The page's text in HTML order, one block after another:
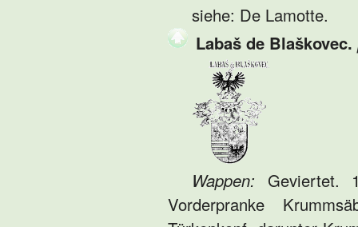
siehe: De Lamotte.
Labaš de Blaškovec.
Wappen: Geviertet.
Vorderpranke